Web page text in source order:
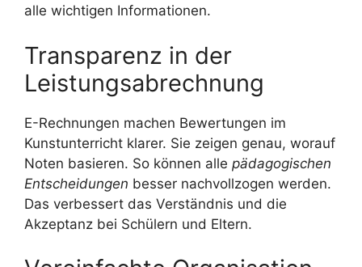
alle wichtigen Informationen.
Transparenz in der
Leistungsabrechnung
E-Rechnungen machen Bewertungen im
Kunstunterricht klarer. Sie zeigen genau, worauf
Noten basieren. So können alle pädagogischen
Entscheidungen besser nachvollzogen werden.
Das verbessert das Verständnis und die
Akzeptanz bei Schülern und Eltern.